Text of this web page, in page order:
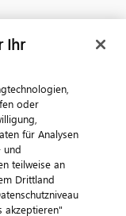
Ihr
oder
für Analysen
und
teilweise an
Drittland
akzeptieren"